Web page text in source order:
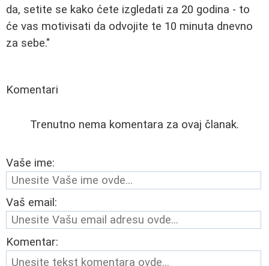
da, setite se kako ćete izgledati za 20 godina - to
će vas motivisati da odvojite te 10 minuta dnevno
za sebe."
Komentari
Trenutno nema komentara za ovaj članak.
Vaše ime:
Vaš email:
Komentar: